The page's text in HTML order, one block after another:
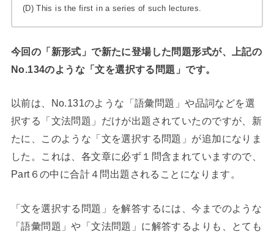
(D) This is the first in a series of such lectures.
今回の「新形式」で新たに登場した問題形式が、上記の
No.134のような「文を選択する問題」です。
以前は、No.131のような「語彙問題」や品詞などを選
択する「文法問題」だけが出題されていたのですが、新
たに、このような「文を選択する問題」が追加になりま
した。これは、各文章に必ず１問含まれていますので、
Part６の中に合計４問出題されることになります。
「文を選択する問題」を解答するには、今までのような
「語彙問題」や「文法問題」に解答するよりも、とても